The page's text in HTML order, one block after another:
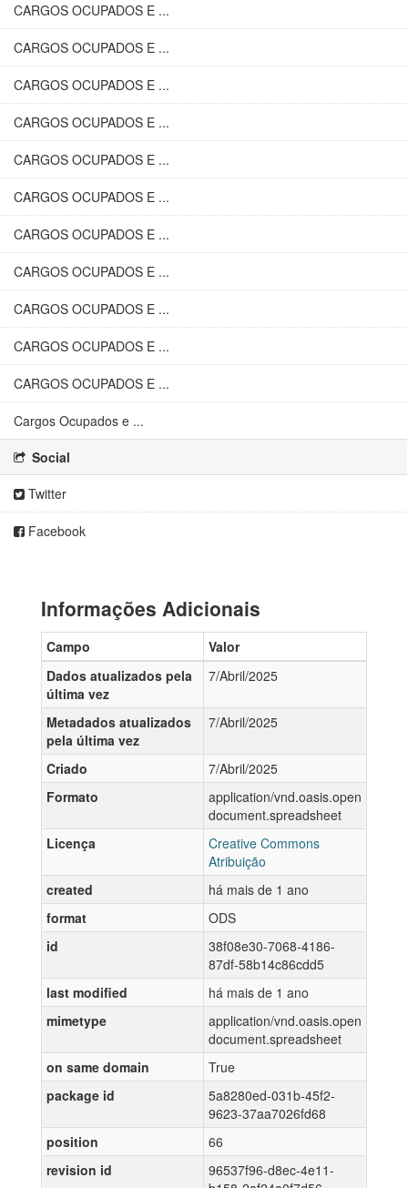
CARGOS OCUPADOS E ...
CARGOS OCUPADOS E ...
CARGOS OCUPADOS E ...
CARGOS OCUPADOS E ...
CARGOS OCUPADOS E ...
CARGOS OCUPADOS E ...
CARGOS OCUPADOS E ...
CARGOS OCUPADOS E ...
CARGOS OCUPADOS E ...
CARGOS OCUPADOS E ...
CARGOS OCUPADOS E ...
Cargos Ocupados e ...
Social
Twitter
Facebook
Informações Adicionais
Campo
Valor
Dados atualizados pela
última vez
7/Abril/2025
Metadados atualizados
pela última vez
7/Abril/2025
Criado
7/Abril/2025
Formato
application/vnd.oasis.open
document.spreadsheet
Licença
Creative Commons
Atribuição
created
há mais de 1 ano
format
ODS
id
38f08e30-7068-4186-
87df-58b14c86cdd5
last modified
há mais de 1 ano
mimetype
application/vnd.oasis.open
document.spreadsheet
on same domain
True
package id
5a8280ed-031b-45f2-
9623-37aa7026fd68
position
66
revision id
96537f96-d8ec-4e11-